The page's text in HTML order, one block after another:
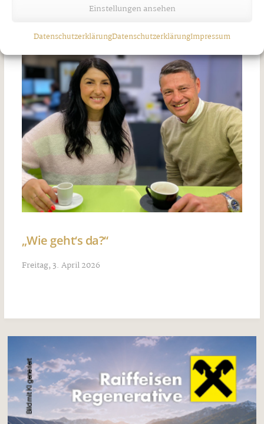
Einstellungen ansehen
DatenschutzerklärungDatenschutzerklärungImpressum
„Wie geht‘s da?“
Freitag, 3. April 2026